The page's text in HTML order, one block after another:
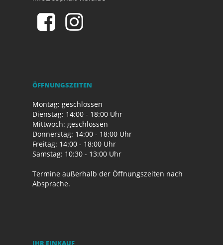
ÖFFNUNGSZEITEN
Montag: geschlossen
Dienstag: 14:00 - 18:00 Uhr
Mittwoch: geschlossen
Donnerstag: 14:00 - 18:00 Uhr
Freitag: 14:00 - 18:00 Uhr
Samstag: 10:30 - 13:00 Uhr
Termine außerhalb der Öffnungszeiten nach
Absprache.
IHR EINKAUF